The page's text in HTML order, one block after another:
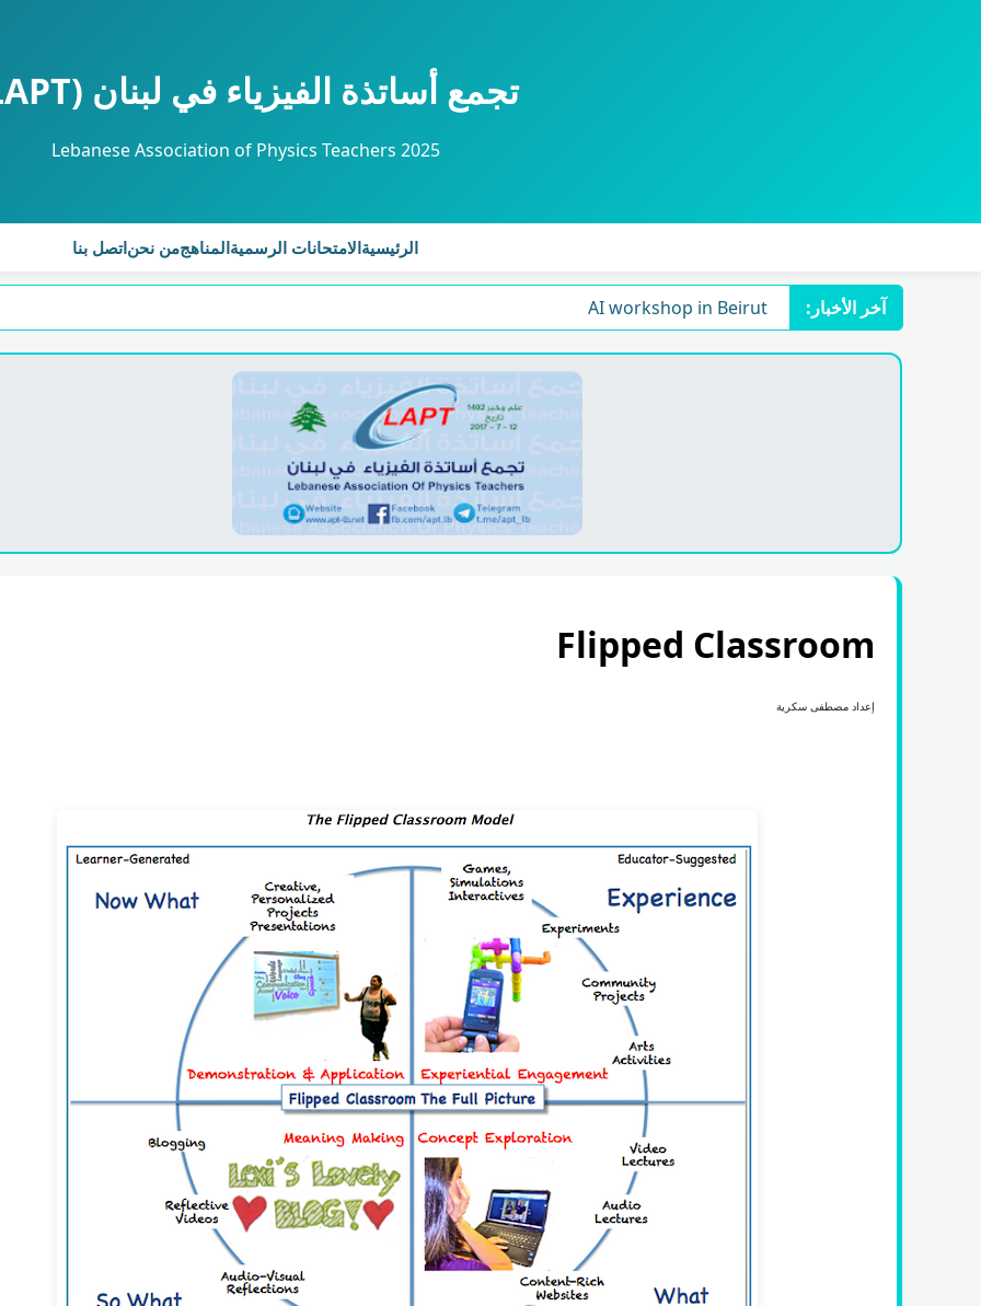
تجمع أساتذة الفيزياء في لبنان (LAPT)
Lebanese Association of Physics Teachers 2025
الرئيسيةالامتحانات الرسميةالمناهجمن نحناتصل بنا
آخر الأخبار: AI workshop in Beirut
Flipped Classroom
إعداد مصطفى سكرية